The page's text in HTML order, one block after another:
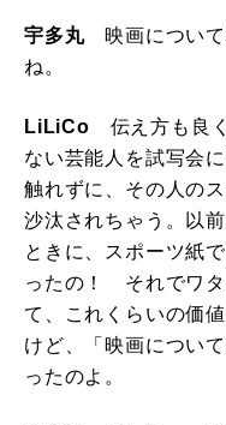
宇多丸映画について
ね。
LiLiCo 伝え方も良
ない芸能人を試写会
触れずに、その人の
沙汰されちゃう。以
ときに、スポーツ紙
ったの！ それでワタ
て、これくらいの価
けど、「映画につい
ったのよ。